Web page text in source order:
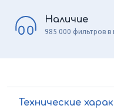
Наличие
985 000 фильтров
Технические